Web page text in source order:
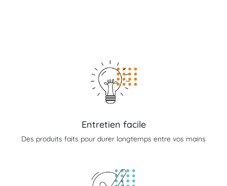
Entretien facile
Des produits faits pour durer longtemps entre vos mains